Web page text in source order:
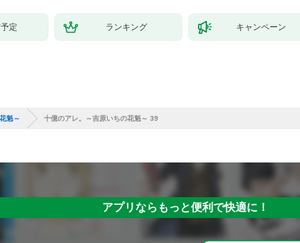
定 ランキング キャンペーン
魁～ 十億のアレ。～吉原いちの花魁～ 39
アプリならもっと便利で快適に！